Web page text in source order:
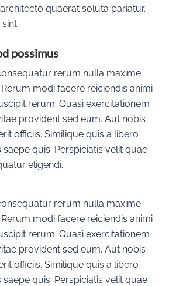
quaerat soluta pariatur.
possimus
rerum nulla maxime
modi facere reiciendis animi
rerum. Quasi exercitationem
provident sed eum. Aut nobis
officiis. Similique quis a libero
quis. Perspiciatis velit quae
eligendi.
rerum nulla maxime
modi facere reiciendis animi
rerum. Quasi exercitationem
provident sed eum. Aut nobis
officiis. Similique quis a libero
quis. Perspiciatis velit quae